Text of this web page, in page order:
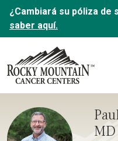
¿Cambiará su póliza de
saber aquí.
MD